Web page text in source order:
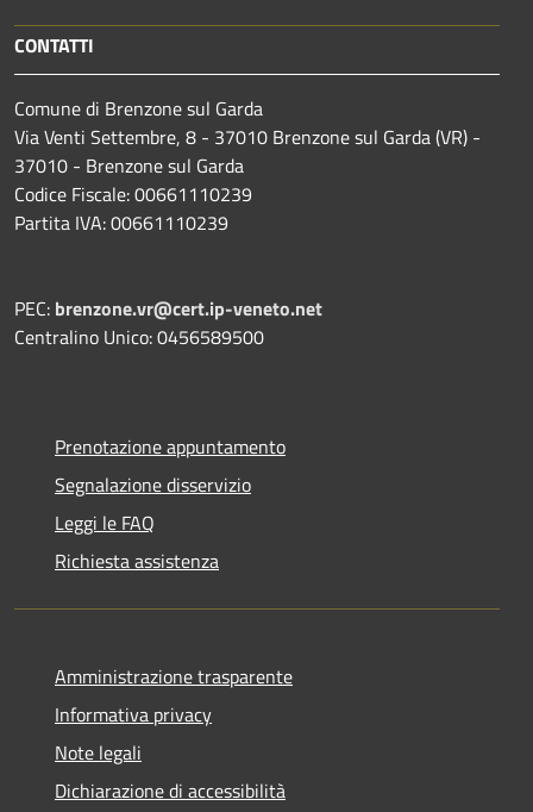
CONTATTI
Comune di Brenzone sul Garda
Via Venti Settembre, 8 - 37010 Brenzone sul Garda (VR) -
37010 - Brenzone sul Garda
Codice Fiscale: 00661110239
Partita IVA: 00661110239
PEC: brenzone.vr@cert.ip-veneto.net
Centralino Unico: 0456589500
Prenotazione appuntamento
Segnalazione disservizio
Leggi le FAQ
Richiesta assistenza
Amministrazione trasparente
Informativa privacy
Note legali
Dichiarazione di accessibilità